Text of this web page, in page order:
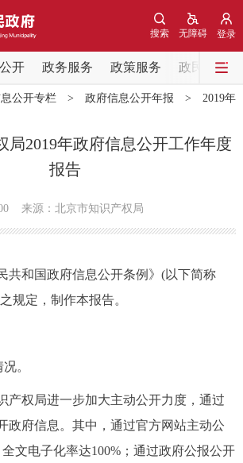
登录
无障碍
搜索
开 政务服务 政策服务 政民互动
国务院信息 中央部委动态
会议信息 部门动态
机构职能 政策服务
法人服务 部门服务
公开专栏> 政府信息公开年报 > 2019年
局2019年政府信息公开工作年度
报告
来源：北京市知识产权局
和国政府信息公开条例》(以下简称
规定，制作本报告。
。
权局进一步加大主动公开力度，通过
政府信息。其中，通过官方网站主动公
文电子化率达100%；通过政府公报公开